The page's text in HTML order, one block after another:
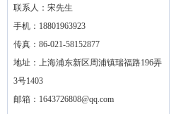
联系人：宋先生
手机：18801963923
传真：86-021-58152877
地址：上海浦东新区周浦镇瑞福路196弄
3号1403
邮箱： 1643726808@qq.com